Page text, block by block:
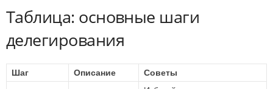
Таблица: основные шаги
делегирования
Шаг Описание
Советы